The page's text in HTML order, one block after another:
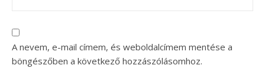
A nevem, e-mail címem, és weboldalcímem mentése a
böngészőben a következő hozzászólásomhoz.